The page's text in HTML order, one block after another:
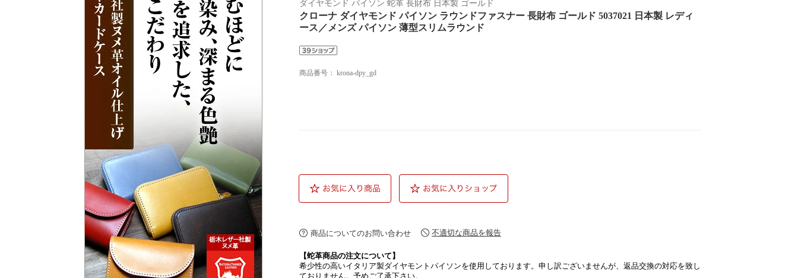
ダイヤモンド パイソン 蛇革 長財布 日本製 ゴールド
クローナ ダイヤモンド パイソン ラウンドファスナー 長財布 ゴールド 5037021 日本製 レディ
ース／メンズ パイソン 薄型スリムラウンド
商品番号： krona-dpy_gd
商品についてのお問い合わせ 不適切な商品を報告
【蛇革商品の注文について】
希少性の高いイタリア製ダイヤモントパイソンを使用しております。申し訳ございませんが、返品交換の対応を致し
ておりません。予めご了承下さい。